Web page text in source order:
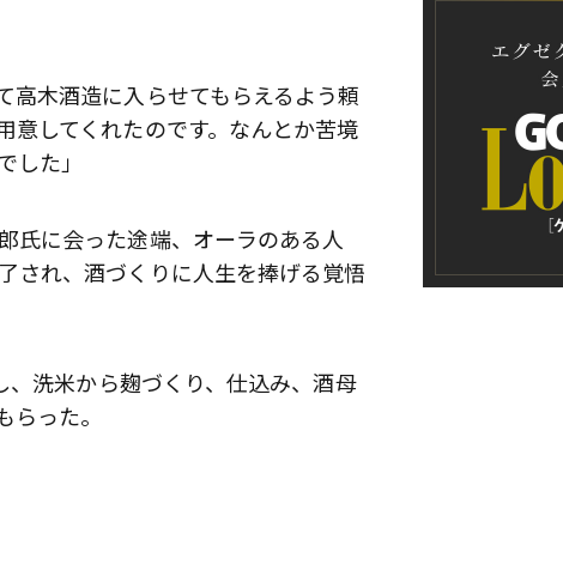
高木酒造に入らせてもらえるよう頼
意してくれたのです。なんとか苦境
した」
氏に会った途端、オーラのある人
され、酒づくりに人生を捧げる覚悟
洗米から麹づくり、仕込み、酒母
った。